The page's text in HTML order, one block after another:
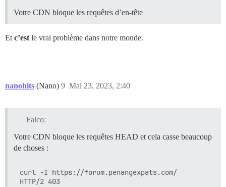
Votre CDN bloque les requêtes d’en-tête
Et c’est le vrai problème dans notre monde.
nanohits (Nano) Mai 23, 2023, 2:40
9
Falco:
Votre CDN bloque les requêtes HEAD et cela casse beaucoup
de choses :
curl -I https://forum.penangexpats.com/
HTTP/2 403